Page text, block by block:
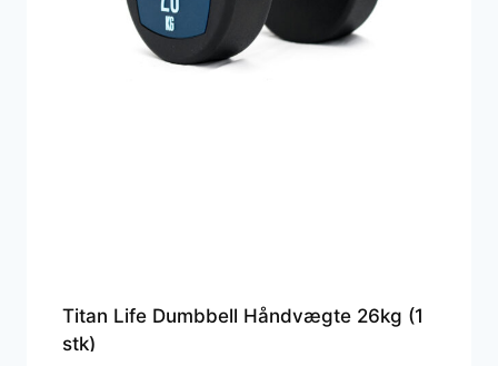
Titan Life Dumbbell Håndvægte 26kg (1
stk)